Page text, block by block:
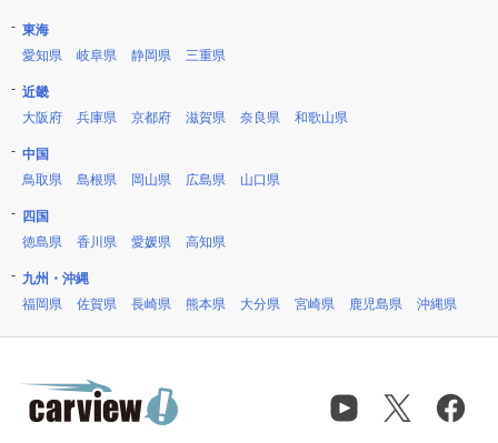
東海
愛知県
岐阜県 静岡県 三重県
近畿
大阪府
兵庫県 京都府 滋賀県 奈良県 和歌山県
中国
鳥取県
島根県 岡山県 広島県 山口県
四国
徳島県
香川県 愛媛県 高知県
九州・沖縄
福岡県
佐賀県 長崎県 熊本県 大分県 宮崎県 鹿児島県 沖縄県